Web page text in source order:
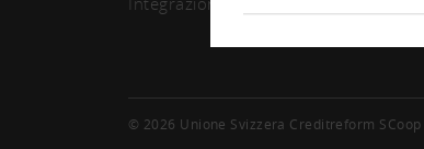
© 2026 Unione Svizzera Creditreform SCoop